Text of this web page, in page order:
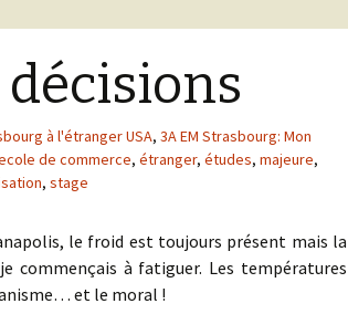
à l'étranger USA, 3A EM Strasbourg: Mon
de commerce, étranger, études, majeure,
, stage
le froid est toujours présent mais la
commençais à fatiguer. Les températures
et le moral !